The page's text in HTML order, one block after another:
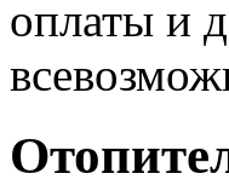
оплаты и